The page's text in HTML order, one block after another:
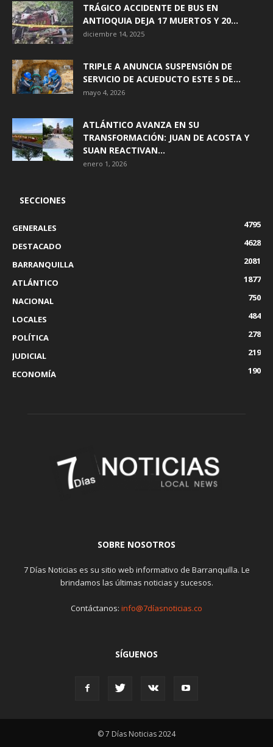
TRÁGICO ACCIDENTE DE BUS EN
ANTIOQUIA DEJA 17 MUERTOS Y 20...
diciembre 14, 2025
TRIPLE A ANUNCIA SUSPENSIÓN DE
SERVICIO DE ACUEDUCTO ESTE 5 DE...
mayo 4, 2026
ATLÁNTICO AVANZA EN SU
TRANSFORMACIÓN: JUAN DE ACOSTA Y
SUAN REACTIVAN...
enero 1, 2026
SECCIONES
GENERALES
4795
DESTACADO
4628
BARRANQUILLA
2081
ATLÁNTICO
1877
NACIONAL
750
LOCALES
484
POLÍTICA
278
JUDICIAL
219
ECONOMÍA
190
SOBRE NOSOTROS
7 Días Noticias es su sitio web informativo de Barranquilla. Le
brindamos las últimas noticias y sucesos.
Contáctanos: info@7díasnoticias.co
SÍGUENOS
© 7 Días Noticias 2024